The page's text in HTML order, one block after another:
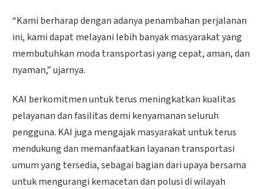
“Kami berharap dengan adanya penambahan perjalanan
ini, kami dapat melayani lebih banyak masyarakat yang
membutuhkan moda transportasi yang cepat, aman, dan
nyaman,” ujarnya.
KAI berkomitmen untuk terus meningkatkan kualitas
pelayanan dan fasilitas demi kenyamanan seluruh
pengguna. KAI juga mengajak masyarakat untuk terus
mendukung dan memanfaatkan layanan transportasi
umum yang tersedia, sebagai bagian dari upaya bersama
untuk mengurangi kemacetan dan polusi di wilayah